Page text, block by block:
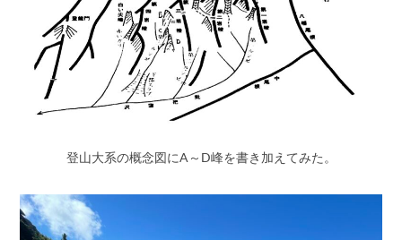
登山大系の概念図にA～D峰を書き加えてみた。